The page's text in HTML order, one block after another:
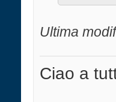
Ultima
Ciao a